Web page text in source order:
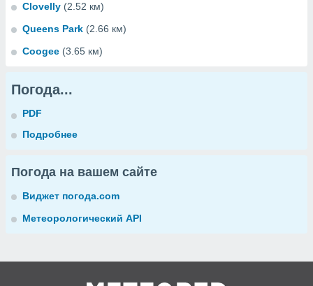
Clovelly (2.52 км)
Queens Park (2.66 км)
Coogee (3.65 км)
Погода...
PDF
Подробнее
Погода на вашем сайте
Виджет погода.com
Метеорологический API